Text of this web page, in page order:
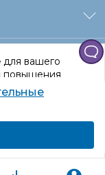
для вашего
повышения
вы даете
данных